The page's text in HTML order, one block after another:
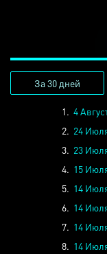
За 30 дней
1. 4
2. 24
3. 23
4. 15
5. 14
6. 14
7. 14
8. 14